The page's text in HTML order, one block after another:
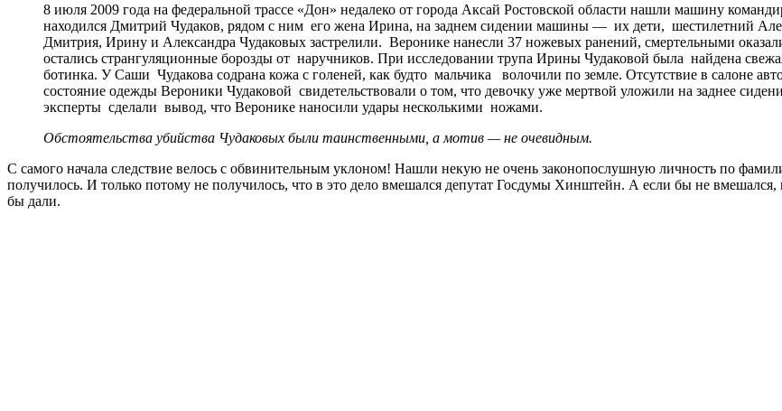
8 июля 2009 года на федеральной трассе «Дон» недалеко от города Аксай Ростовской области нашли машину
находился Дмитрий Чудаков, рядом с ним его жена Ирина, на заднем сидении машины — их дети, шестилетний
Дмитрия, Ирину и Александра Чудаковых застрелили. Веронике нанесли 37 ножевых ранений, смертельными
остались странгуляционные борозды от наручников. При исследовании трупа Ирины Чудаковой была найдена
ботинка. У Саши Чудакова содрана кожа с голеней, как будто мальчика волочили по земле. Отсутствие в салоне
состояние одежды Вероники Чудаковой свидетельствовали о том, что девочку уже мертвой уложили на заднее
эксперты сделали вывод, что Веронике наносили удары несколькими ножами.
Обстоятельства убийства Чудаковых были таинственными, а мотив — не очевидным.
С самого начала следствие велось с обвинительным уклоном! Нашли некую не очень законопослушную личность по
получилось. И только потому не получилось, что в это дело вмешался депутат Госдумы Хинштейн. А если бы не
бы дали.